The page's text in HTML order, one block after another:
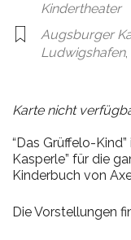
Kindertheater
Augsburger
Ludwigshafen,
Karte nicht
“Das Grüffelo-
Kasperle” für die
Kinderbuch von
Die Vorstellungen